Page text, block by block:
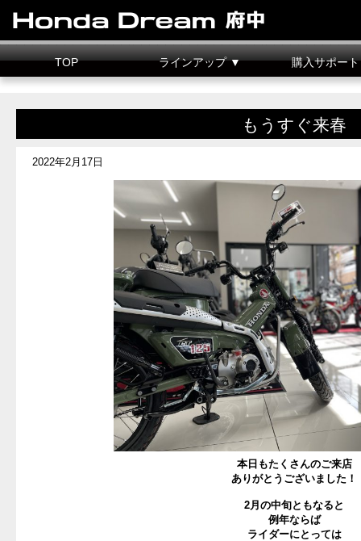
TOP ラインアップ ▼ 購入サポー
もうすぐ来春
2022年2月17日
本日もたくさんのご来店
ありがとうございました！
2月の中旬ともなると
例年ならば
ライダーにとっては